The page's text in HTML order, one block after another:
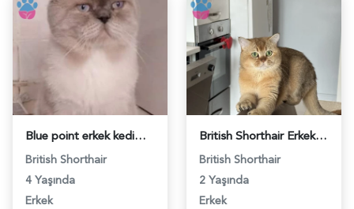
Blue point erkek kedimize dişi eş arıyoruz - 118984655
British Shorthair
4 Yaşında
Erkek
British Shorthair Erkek Kızgınlıkta - 118984651
British Shorthair
2 Yaşında
Erkek